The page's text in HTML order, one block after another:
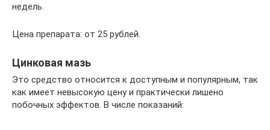
недель.
Цена препарата: от 25 рублей.
Цинковая мазь
Это средство относится к доступным и популярным, так
как имеет невысокую цену и практически лишено
побочных эффектов. В числе показаний: